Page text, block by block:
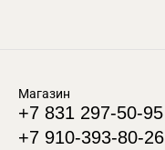
Магазин
+7 831 297-50-95
+7 910-393-80-26